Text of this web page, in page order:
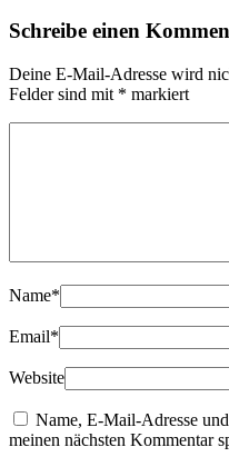
Schreibe einen
Deine E-Mail-Adresse wird
Felder sind mit * markiert
Name*
Email*
Website
Name, E-Mail-Adresse
meinen nächsten Kommentar